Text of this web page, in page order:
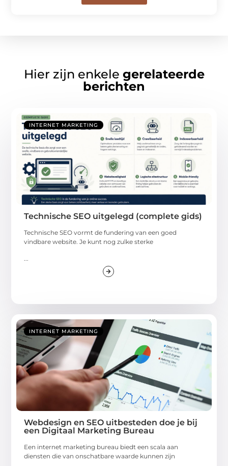
Hier zijn enkele gerelateerde
berichten
INTERNET MARKETING
Technische SEO uitgelegd (complete gids)
Technische SEO vormt de fundering van een goed
vindbare website. Je kunt nog zulke sterke
INTERNET MARKETING
Webdesign en SEO uitbesteden doe je bij
een Digitaal Marketing Bureau
Een internet marketing bureau biedt een scala aan
diensten die van onschatbare waarde kunnen zijn